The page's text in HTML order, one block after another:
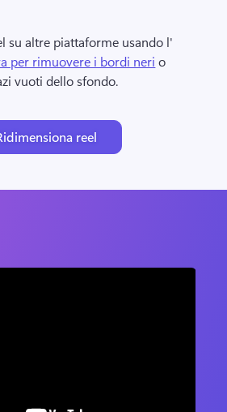
su altre piattaforme usando l'
per rimuovere i bordi neri o
vuoti dello sfondo.
reel